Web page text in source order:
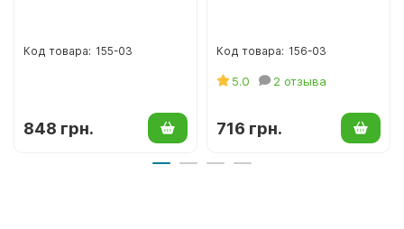
155-03
848 грн.
156-03
5.0 2 отзыва
716 грн.